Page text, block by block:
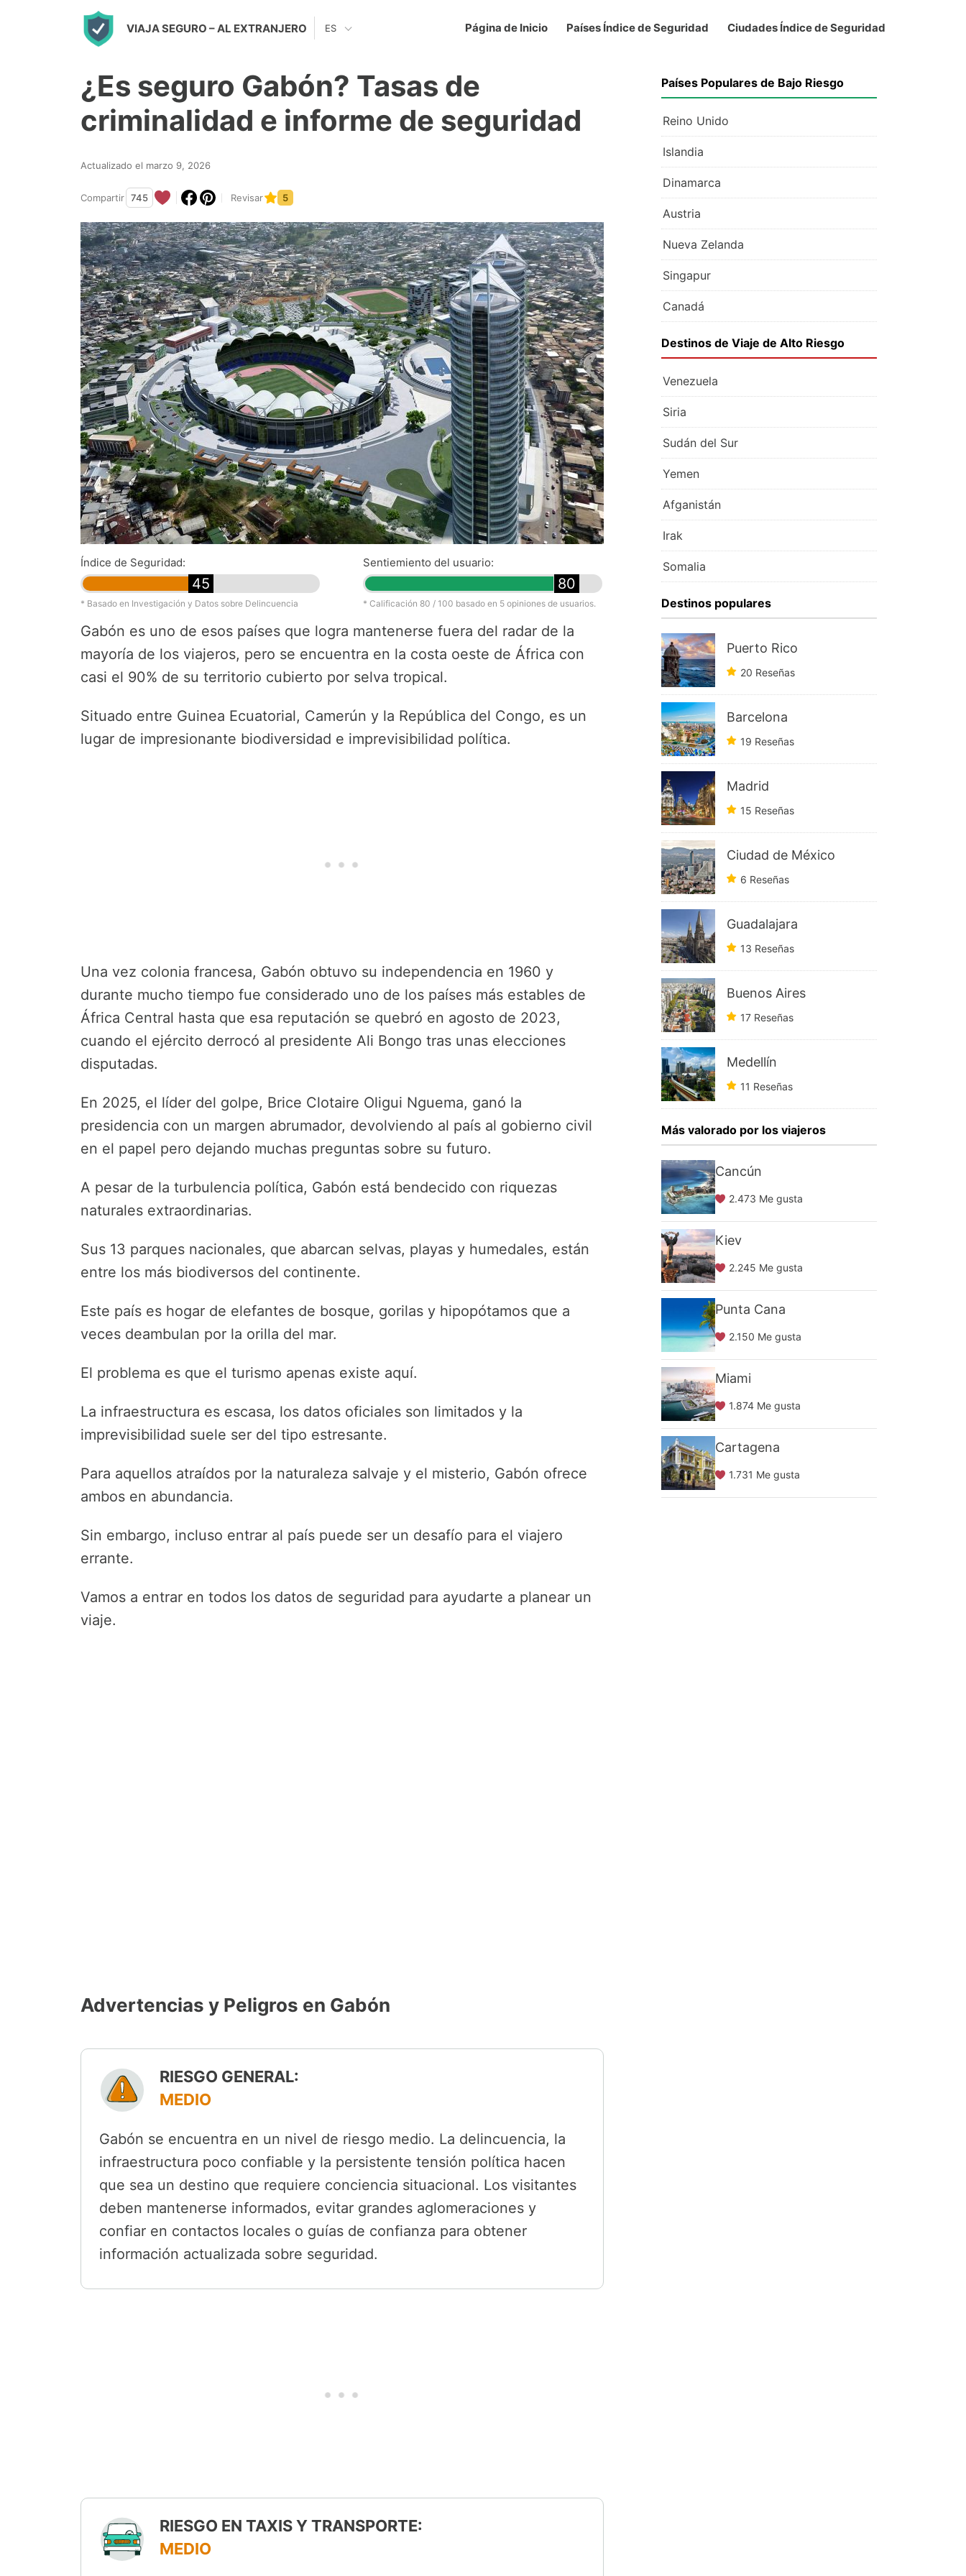
VIAJA SEGURO – AL EXTRANJERO Página de Inicio Países Índice de Seguridad Ciudades Índice de Seguridad
ES
¿Es seguro Gabón? Tasas de
criminalidad e informe de seguridad
Actualizado el marzo 9, 2026
Compartir 745 Revisar 5
Índice de Seguridad:
45
* Basado en Investigación y Datos sobre Delincuencia
Sentiemiento del usuario:
80
* Calificación 80 / 100 basado en 5 opiniones de usuarios.
Gabón es uno de esos países que logra mantenerse fuera del radar de la
mayoría de los viajeros, pero se encuentra en la costa oeste de África con
casi el 90% de su territorio cubierto por selva tropical.
Situado entre Guinea Ecuatorial, Camerún y la República del Congo, es un
lugar de impresionante biodiversidad e imprevisibilidad política.
Una vez colonia francesa, Gabón obtuvo su independencia en 1960 y
durante mucho tiempo fue considerado uno de los países más estables de
África Central hasta que esa reputación se quebró en agosto de 2023,
cuando el ejército derrocó al presidente Ali Bongo tras unas elecciones
disputadas.
En 2025, el líder del golpe, Brice Clotaire Oligui Nguema, ganó la
presidencia con un margen abrumador, devolviendo al país al gobierno civil
en el papel pero dejando muchas preguntas sobre su futuro.
A pesar de la turbulencia política, Gabón está bendecido con riquezas
naturales extraordinarias.
Sus 13 parques nacionales, que abarcan selvas, playas y humedales, están
entre los más biodiversos del continente.
Este país es hogar de elefantes de bosque, gorilas y hipopótamos que a
veces deambulan por la orilla del mar.
El problema es que el turismo apenas existe aquí.
La infraestructura es escasa, los datos oficiales son limitados y la
imprevisibilidad suele ser del tipo estresante.
Para aquellos atraídos por la naturaleza salvaje y el misterio, Gabón ofrece
ambos en abundancia.
Sin embargo, incluso entrar al país puede ser un desafío para el viajero
errante.
Vamos a entrar en todos los datos de seguridad para ayudarte a planear un
viaje.
Advertencias y Peligros en Gabón
RIESGO GENERAL:
MEDIO
Gabón se encuentra en un nivel de riesgo medio. La delincuencia, la
infraestructura poco confiable y la persistente tensión política hacen
que sea un destino que requiere conciencia situacional. Los visitantes
deben mantenerse informados, evitar grandes aglomeraciones y
confiar en contactos locales o guías de confianza para obtener
información actualizada sobre seguridad.
RIESGO EN TAXIS Y TRANSPORTE:
MEDIO
Países Populares de Bajo Riesgo
Reino Unido
Islandia
Dinamarca
Austria
Nueva Zelanda
Singapur
Canadá
Destinos de Viaje de Alto Riesgo
Venezuela
Siria
Sudán del Sur
Yemen
Afganistán
Irak
Somalia
Destinos populares
Puerto Rico
20 Reseñas
Barcelona
19 Reseñas
Madrid
15 Reseñas
Ciudad de México
6 Reseñas
Guadalajara
13 Reseñas
Buenos Aires
17 Reseñas
Medellín
11 Reseñas
Más valorado por los viajeros
Cancún
2.473 Me gusta
Kiev
2.245 Me gusta
Punta Cana
2.150 Me gusta
Miami
1.874 Me gusta
Cartagena
1.731 Me gusta